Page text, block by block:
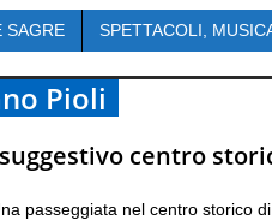
SAGRE SPETTACOLI,
Pioli
centro
passeggiata nel centro storico